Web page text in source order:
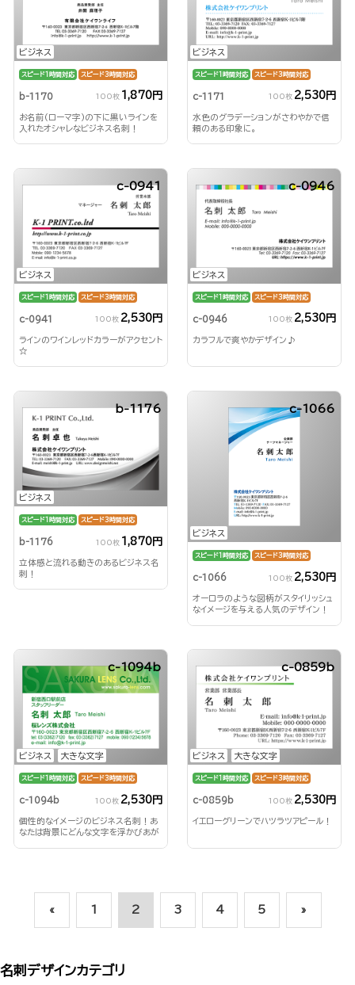
ビジネス
スピード1時間対応 スピード3時間対応
b-1170 100枚 1,870円
お名前(ローマ字)の下に黒いラインを
入れたオシャレなビジネス名刺！
ビジネス
スピード1時間対応 スピード3時間対応
c-1171 100枚 2,530円
水色のグラデーションがさわやかで信
頼のある印象に。
ビジネス
c-0941
スピード1時間対応 スピード3時間対応
c-0941 100枚 2,530円
ラインのワインレッドカラーがアクセント
☆
ビジネス
c-0946
スピード1時間対応 スピード3時間対応
c-0946 100枚 2,530円
カラフルで爽やかデザイン♪
ビジネス
b-1176
スピード1時間対応 スピード3時間対応
b-1176 100枚 1,870円
立体感と流れる動きのあるビジネス名
刺！
ビジネス
c-1066
スピード1時間対応 スピード3時間対応
c-1066 100枚 2,530円
オーロラのような図柄がスタイリッシュ
なイメージを与える人気のデザイン！
ビジネス 大きな文字
c-1094b
スピード1時間対応 スピード3時間対応
c-1094b 100枚 2,530円
個性的なイメージのビジネス名刺！あ
なたは背景にどんな文字を浮かびあが
ビジネス 大きな文字
c-0859b
スピード1時間対応 スピード3時間対応
c-0859b 100枚 2,530円
イエローグリーンでハツラツアピール！
« 1 2 3 4 5 »
名刺デザインカテゴリ